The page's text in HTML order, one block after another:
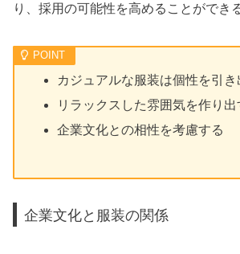
り、採用の可能性を高めることができ
カジュアルな服装は個性を引き
リラックスした雰囲気を作り出
企業文化との相性を考慮する
企業文化と服装の関係